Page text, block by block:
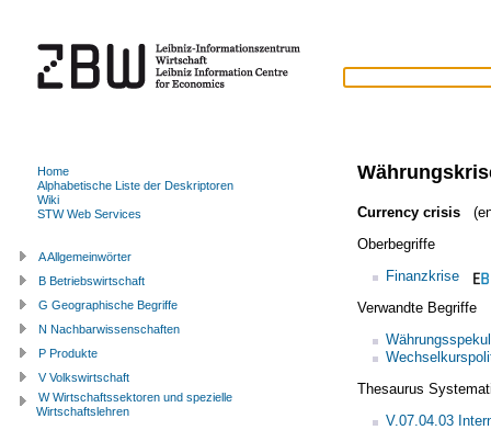
Currency crisis
Oberbegriffe
Finanzkrise
Verwandte Begriffe
Thesaurus
V.07.04.03
Home
Alphabetische Liste der Deskriptoren
Wiki
STW Web Services
A Allgemeinwörter
B Betriebswirtschaft
G Geographische Begriffe
N Nachbarwissenschaften
P Produkte
V Volkswirtschaft
W Wirtschaftssektoren und spezielle
Wirtschaftslehren